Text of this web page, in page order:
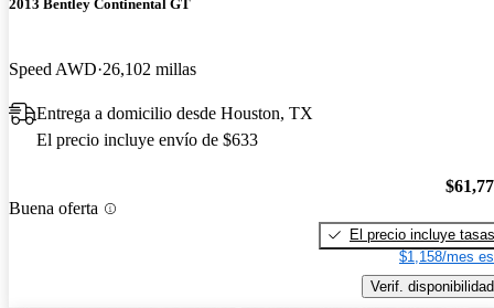
2013 Bentley Continental GT
Speed AWD 26,102 millas
Entrega a domicilio desde Houston, TX
El precio incluye envío de $633
Buena oferta
El precio incluye tasas
$1,158/mes
Verif. disponibilidad